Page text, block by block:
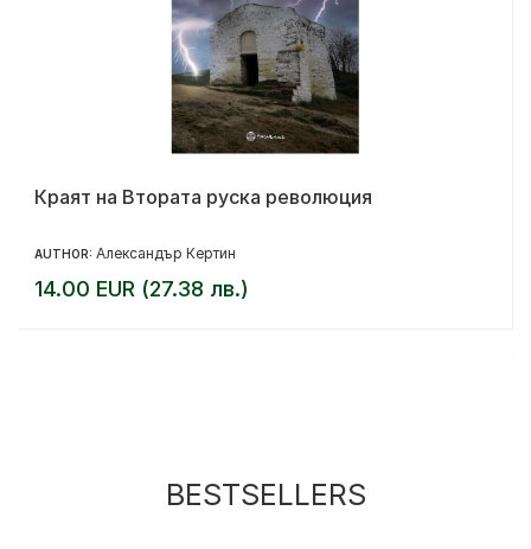
Краят на Втората руска революция
AUTHOR: Александър Кертин
14.00 EUR (27.38 лв.)
BESTSELLERS